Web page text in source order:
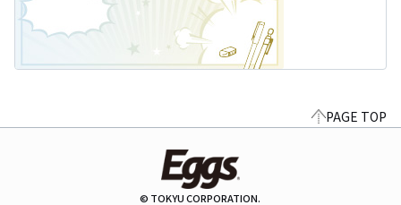
PAGE TOP
© TOKYU CORPORATION.